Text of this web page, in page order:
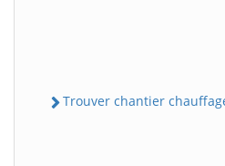
Trouver chantier chauffage